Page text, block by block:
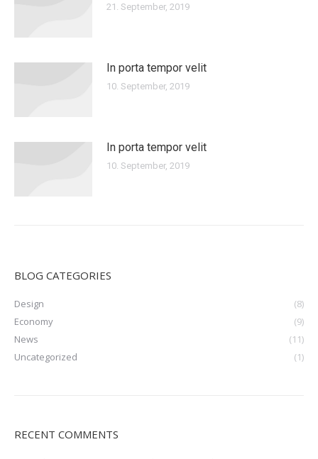
21. September, 2019
In porta tempor velit
10. September, 2019
In porta tempor velit
10. September, 2019
BLOG CATEGORIES
Design
(8)
Economy
(9)
News
(11)
Uncategorized
(1)
RECENT COMMENTS